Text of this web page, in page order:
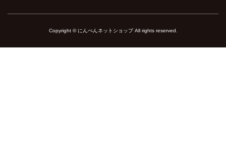
Copyright © にんべんネットショップ All rights reserved.